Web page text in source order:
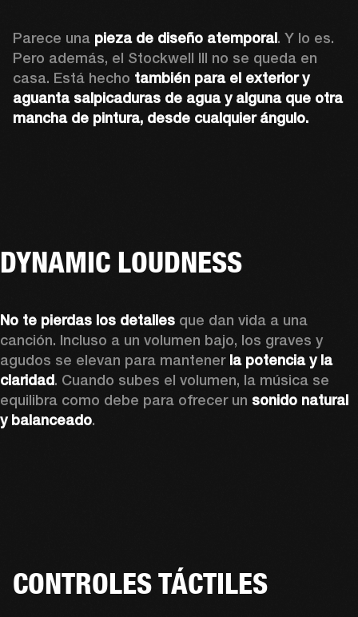
Parece una pieza de diseño atemporal. Y lo es.
Pero además, el Stockwell III no se queda en
casa. Está hecho también para el exterior y
aguanta salpicaduras de agua y alguna que otra
mancha de pintura, desde cualquier ángulo.
DYNAMIC LOUDNESS
No te pierdas los detalles que dan vida a una
canción. Incluso a un volumen bajo, los graves y
agudos se elevan para mantener la potencia y la
claridad. Cuando subes el volumen, la música se
equilibra como debe para ofrecer un sonido natural
y balanceado.
CONTROLES TÁCTILES